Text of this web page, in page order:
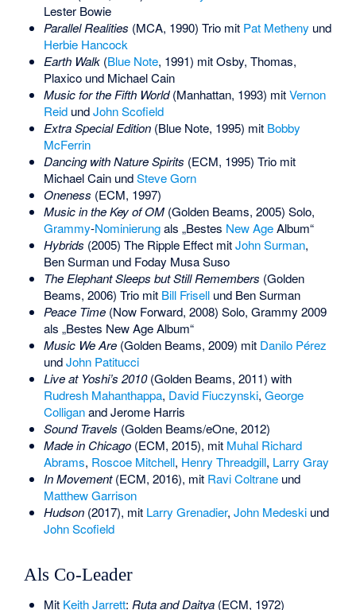
Lester Bowie
Parallel Realities (MCA, 1990) Trio mit Pat Metheny und
Herbie Hancock
Earth Walk(Blue Note, 1991) mit Osby, Thomas,
Plaxico und Michael Cain
Music for the Fifth World(Manhattan, 1993) mitVernon
ReidundJohn Scofield
Extra Special Edition(Blue Note, 1995) mit Bobby
McFerrin
Dancing with Nature Spirits (ECM, 1995) Trio mit
Michael Cain undSteve Gorn
Oneness (ECM, 1997)
Music in the Key of OM(Golden Beams, 2005) Solo,
Grammy-Nominierungals „Bestes New AgeAlbum“
Hybrids (2005) The Ripple Effect mitJohn Surman,
Ben Surmanund Foday Musa Suso
The Elephant Sleeps but Still Remembers (Golden
Beams, 2006) Trio mit Bill Frisellund Ben Surman
Peace Time(Now Forward, 2008) Solo, Grammy 2009
als „Bestes New Age Album“
Music We Are(Golden Beams, 2009) mit Danilo Pérez
undJohn Patitucci
Live at Yoshi’s 2010(Golden Beams, 2011) with
Rudresh Mahanthappa, David Fiuczynski, George
ColliganandJerome Harris
Sound Travels (Golden Beams/eOne, 2012)
Made in Chicago(ECM, 2015), mit Muhal Richard
Abrams, Roscoe Mitchell, Henry Threadgill, Larry Gray
In Movement(ECM, 2016), mit Ravi Coltraneund
Matthew Garrison
Hudson(2017), mit Larry Grenadier, John Medeskiund
John Scofield
Als Co-Leader
Mit Keith Jarrett: Ruta and Daitya(ECM, 1972)